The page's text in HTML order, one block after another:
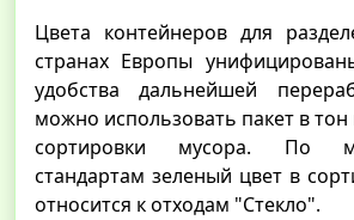
Цвета контейнеров для
странах Европы
удобства дальнейшей
можно использовать пакет в тон
сортировки мусора. По
стандартам зеленый цвет в
относится к отходам "Стекло".